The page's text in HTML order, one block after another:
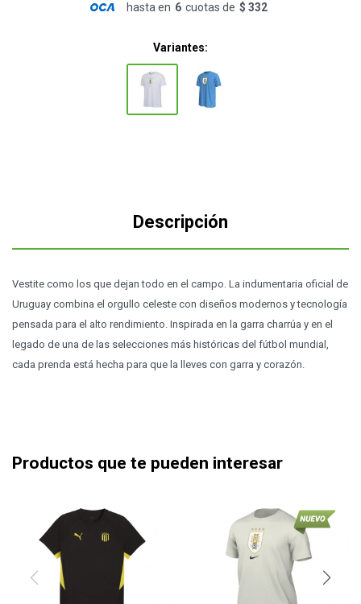
hasta en 6 cuotas de $ 332
Variantes:
Descripción
Vestite como los que dejan todo en el campo. La indumentaria oficial de
Uruguay combina el orgullo celeste con diseños modernos y tecnología
pensada para el alto rendimiento. Inspirada en la garra charrúa y en el
legado de una de las selecciones más históricas del fútbol mundial,
cada prenda está hecha para que la lleves con garra y corazón.
Productos que te pueden interesar